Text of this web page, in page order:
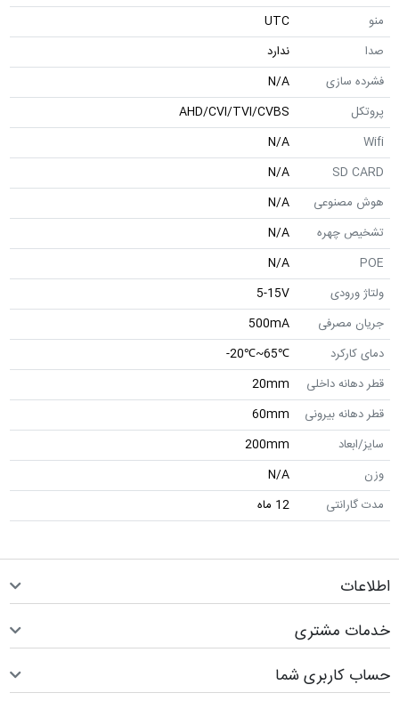
منو
UTC
صدا
ندارد
فشرده سازی
N/A
پروتکل
AHD/CVI/TVI/CVBS
Wifi
N/A
SD CARD
N/A
هوش مصنوعی
N/A
تشخیص چهره
N/A
POE
N/A
ولتاژ ورودی
5-15V
جریان مصرفی
500mA
دمای کارکرد
℃65~℃20-
قطر دهانه داخلی
20mm
قطر دهانه بیرونی
60mm
سایز/ابعاد
200mm
وزن
N/A
مدت گارانتی
12 ماه
اطلاعات
خدمات مشتری
حساب کاربری شما